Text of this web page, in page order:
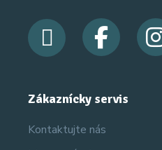
Zákaznícky servis
Kontaktujte nás